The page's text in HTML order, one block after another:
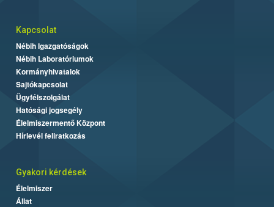
Kapcsolat
Nébih Igazgatóságok
Nébih Laboratóriumok
Kormányhivatalok
Sajtókapcsolat
Ügyfélszolgálat
Hatósági jogsegély
Élelmiszermentő Központ
Hírlevél feliratkozás
Gyakori kérdések
Élelmiszer
Állat